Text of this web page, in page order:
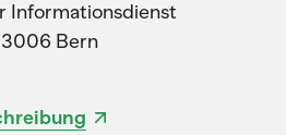
Informationsdienst
Bern